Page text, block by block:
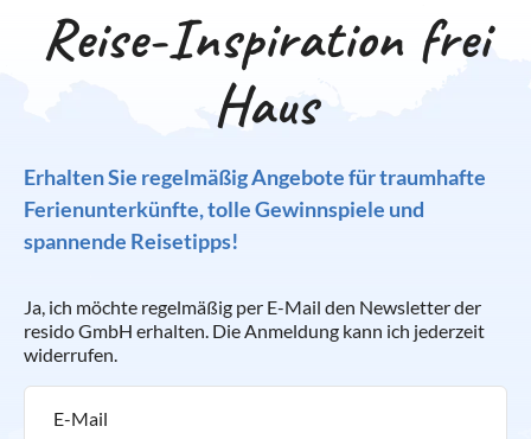
Reise-Inspiration frei
Haus
Erhalten Sie regelmäßig Angebote für traumhafte
Ferienunterkünfte, tolle Gewinnspiele und
spannende Reisetipps!
Ja, ich möchte regelmäßig per E-Mail den Newsletter der
resido GmbH erhalten. Die Anmeldung kann ich jederzeit
widerrufen.